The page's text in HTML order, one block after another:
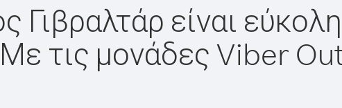
Γιβραλτάρ είναι
Με τις μονάδες Viber